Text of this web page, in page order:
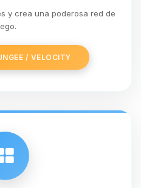
y crea una poderosa red de
/ VELOCITY
con quien
mis